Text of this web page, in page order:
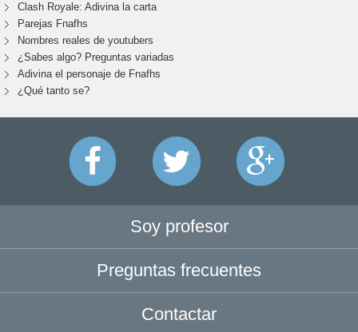
Clash Royale: Adivina la carta
Parejas Fnafhs
Nombres reales de youtubers
¿Sabes algo? Preguntas variadas
Adivina el personaje de Fnafhs
¿Qué tanto se?
Soy profesor
Preguntas frecuentes
Contactar